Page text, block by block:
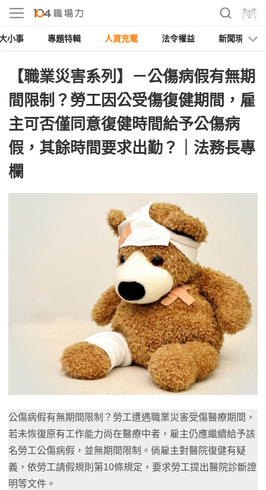
小事 專題特輯 人資充電 法令權益 新聞現場
【職業災害系列】－公傷病假有無期
間限制？勞工因公受傷復健期間，雇
主可否僅同意復健時間給予公傷病
假，其餘時間要求出勤？｜法務長專
欄
公傷病假有無期間限制？ 勞工遭遇職業災害受傷醫療期間，
若未恢復原有工作能力尚在醫療中者，雇主仍應繼續給予該
名勞工公傷病假，並無期間限制。 倘雇主對醫院復健有疑
義，依勞工請假規則第10條規定，要求勞工提出醫院診斷證
明等文件。